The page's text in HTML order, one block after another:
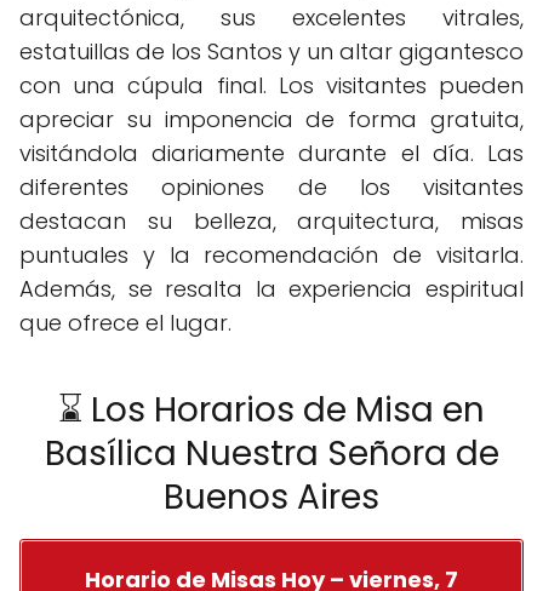
arquitectónica, sus excelentes vitrales,
estatuillas de los Santos y un altar gigantesco
con una cúpula final. Los visitantes pueden
apreciar su imponencia de forma gratuita,
visitándola diariamente durante el día. Las
diferentes opiniones de los visitantes
destacan su belleza, arquitectura, misas
puntuales y la recomendación de visitarla.
Además, se resalta la experiencia espiritual
que ofrece el lugar.
⌛ Los Horarios de Misa en
Basílica Nuestra Señora de
Buenos Aires
Horario de Misas Hoy – viernes, 7